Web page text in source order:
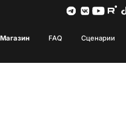
Магазин FAQ Сценарии